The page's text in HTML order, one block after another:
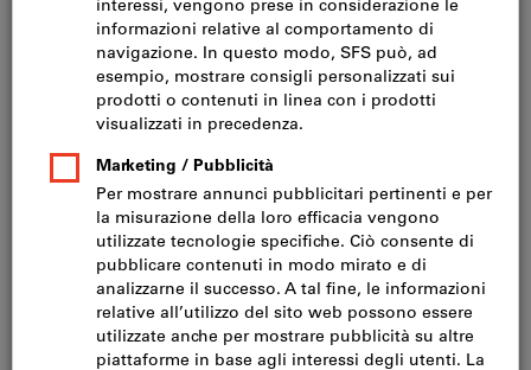
IVA esclusa CHF 495.00
Nel carrello
Consegna in 3-4 giorni lavorativi
Si prega di notare i tempi di consegna prolungati:
Questo articolo si ordina direttamente dal
produttore, poiché non fa parte del nostro catalogo